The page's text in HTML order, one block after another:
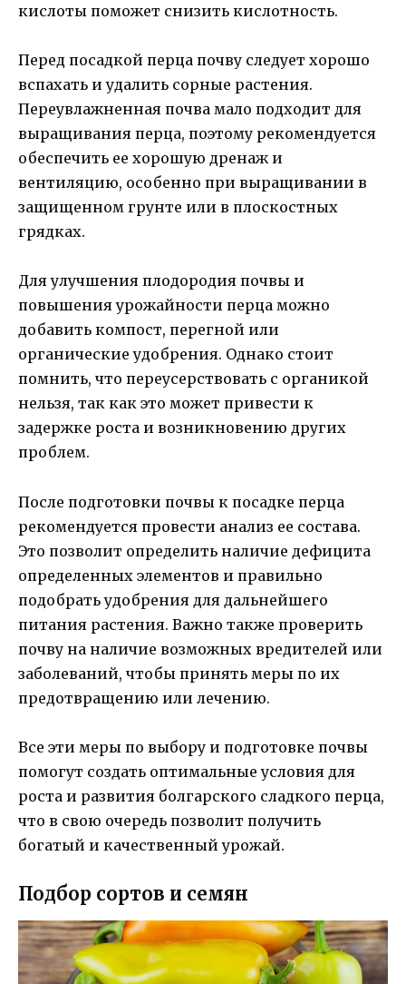
кислоты поможет снизить кислотность.
Перед посадкой перца почву следует хорошо
вспахать и удалить сорные растения.
Переувлажненная почва мало подходит для
выращивания перца, поэтому рекомендуется
обеспечить ее хорошую дренаж и
вентиляцию, особенно при выращивании в
защищенном грунте или в плоскостных
грядках.
Для улучшения плодородия почвы и
повышения урожайности перца можно
добавить компост, перегной или
органические удобрения. Однако стоит
помнить, что переусерствовать с органикой
нельзя, так как это может привести к
задержке роста и возникновению других
проблем.
После подготовки почвы к посадке перца
рекомендуется провести анализ ее состава.
Это позволит определить наличие дефицита
определенных элементов и правильно
подобрать удобрения для дальнейшего
питания растения. Важно также проверить
почву на наличие возможных вредителей или
заболеваний, чтобы принять меры по их
предотвращению или лечению.
Все эти меры по выбору и подготовке почвы
помогут создать оптимальные условия для
роста и развития болгарского сладкого перца,
что в свою очередь позволит получить
богатый и качественный урожай.
Подбор сортов и семян